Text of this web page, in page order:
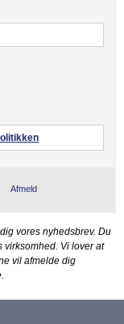
Afmeld
vores nyhedsbrev. Du
virksomhed. Vi lover at
vil afmelde dig